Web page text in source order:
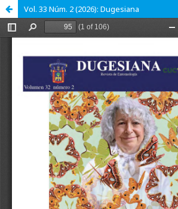
Vol. 33 Núm. 2 (2026): Dugesiana